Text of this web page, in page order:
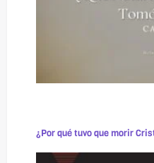
¿Por qué tuvo que morir